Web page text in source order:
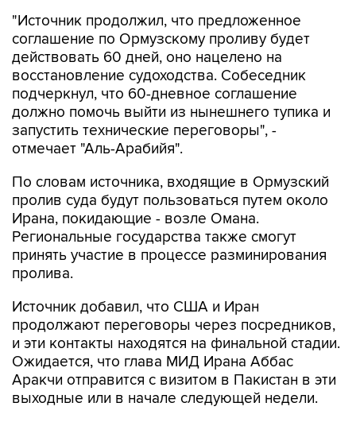
"Источник продолжил, что предложенное
соглашение по Ормузскому проливу будет
действовать 60 дней, оно нацелено на
восстановление судоходства. Собеседник
подчеркнул, что 60-дневное соглашение
должно помочь выйти из нынешнего тупика и
запустить технические переговоры", -
отмечает "Аль-Арабийя".
По словам источника, входящие в Ормузский
пролив суда будут пользоваться путем около
Ирана, покидающие - возле Омана.
Региональные государства также смогут
принять участие в процессе разминирования
пролива.
Источник добавил, что США и Иран
продолжают переговоры через посредников,
и эти контакты находятся на финальной стадии.
Ожидается, что глава МИД Ирана Аббас
Аракчи отправится с визитом в Пакистан в эти
выходные или в начале следующей недели.